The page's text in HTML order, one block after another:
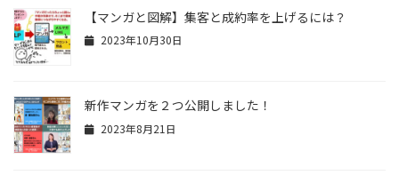
【マンガと図解】集客と成約率を上げるには？
2023年10月30日
新作マンガを２つ公開しました！
2023年8月21日